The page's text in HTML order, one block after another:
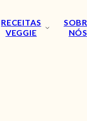
RECEITAS
VEGGIE
NÓS